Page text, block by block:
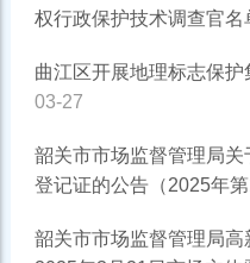
权行政保护技术调查官名
曲江区开展地理标志保
03-27
韶关市市场监督管理局
登记证的公告（2025年第
韶关市市场监督管理局